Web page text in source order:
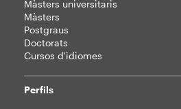
Màsters universitaris
Màsters
Postgraus
Doctorats
Cursos d'idiomes
Perfils